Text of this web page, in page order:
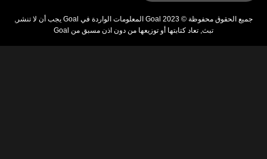
الحقوق محفوظة © 2023 Goalالمعلومات الواردة فيGoal يجب أن لا تنشر,
تبث, تعاد كتابتها أو توزيعها من دون اذن مسبق منGoal